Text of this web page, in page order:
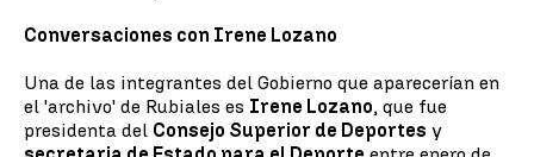
Conversaciones con Irene Lozano
Una de las integrantes del Gobierno que aparecerían en
el 'archivo' de Rubiales es Irene Lozano, que fue
presidenta del Consejo Superior de Deportes y